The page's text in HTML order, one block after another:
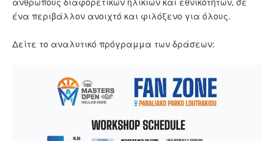
ένα περιβάλλον ανοιχτό και φιλόξενο για όλους.
Δείτε το αναλυτικό πρόγραμμα των δράσεων: